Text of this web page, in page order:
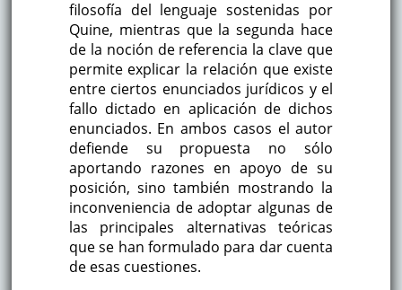
filosofía del lenguaje sostenidas por
Quine, mientras que la segunda hace
de la noción de referencia la clave que
permite explicar la relación que existe
entre ciertos enunciados jurídicos y el
fallo dictado en aplicación de dichos
enunciados. En ambos casos el autor
defiende su propuesta no sólo
aportando razones en apoyo de su
posición, sino también mostrando la
inconveniencia de adoptar algunas de
las principales alternativas teóricas
que se han formulado para dar cuenta
de esas cuestiones.